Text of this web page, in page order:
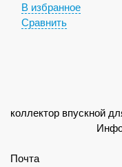
В избранное
Сравнить
коллектор впускной
Почта